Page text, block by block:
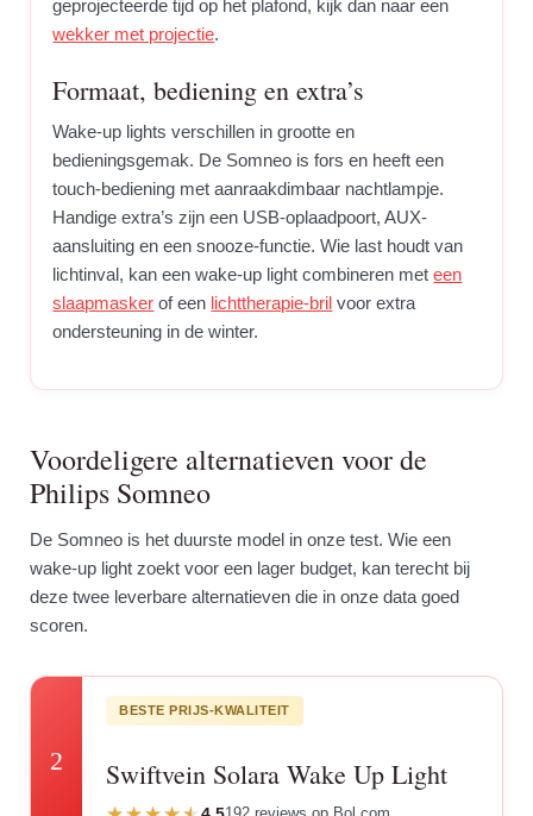
geprojecteerde tijd op het plafond, kijk dan naar een
wekker met projectie.
Formaat, bediening en extra’s
Wake-up lights verschillen in grootte en
bedieningsgemak. De Somneo is fors en heeft een
touch-bediening met aanraakdimbaar nachtlampje.
Handige extra’s zijn een USB-oplaadpoort, AUX-
aansluiting en een snooze-functie. Wie last houdt van
lichtinval, kan een wake-up light combineren meteen
slaapmasker of een lichttherapie-bril voor extra
ondersteuning in de winter.
Voordeligere alternatieven voor de
Philips Somneo
De Somneo is het duurste model in onze test. Wie een
wake-up light zoekt voor een lager budget, kan terecht bij
deze twee leverbare alternatieven die in onze data goed
scoren.
2
BESTE PRIJS-KWALITEIT
Swiftvein Solara Wake Up Light